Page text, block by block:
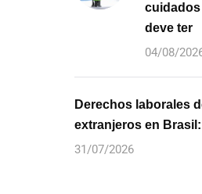
deve ter
04/08/
Derechos laborales
extranjeros en
31/07/2026